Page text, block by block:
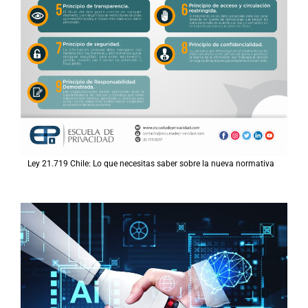
Ley 21.719 Chile: Lo que necesitas saber sobre la nueva normativa